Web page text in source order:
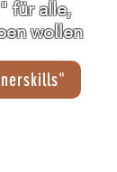
für alle,
wollen